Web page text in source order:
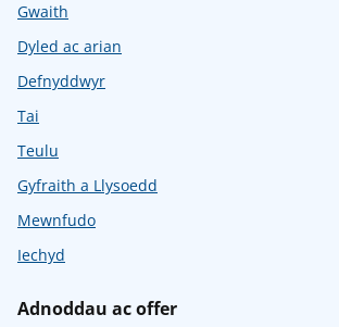
Gwaith
Dyled ac arian
Defnyddwyr
Tai
Teulu
Gyfraith a Llysoedd
Mewnfudo
Iechyd
Adnoddau ac offer